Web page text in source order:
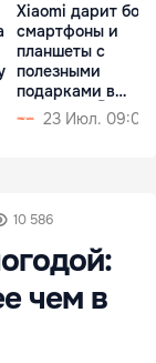
Xiaomi дарит
смартфоны и
планшеты с
полезными
подарками в
Maximum Ⓟ
23 Июл. 09:00
10 586
чем в